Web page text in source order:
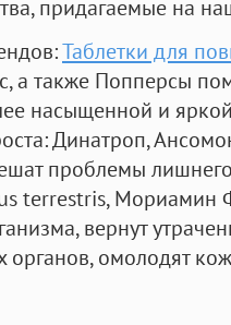
придагаемые на
Таблетки для
а также Попперсы
насыщенной и
: Динатроп,
проблемы
terrestris, Мориамин
вернут
органов, омолодят